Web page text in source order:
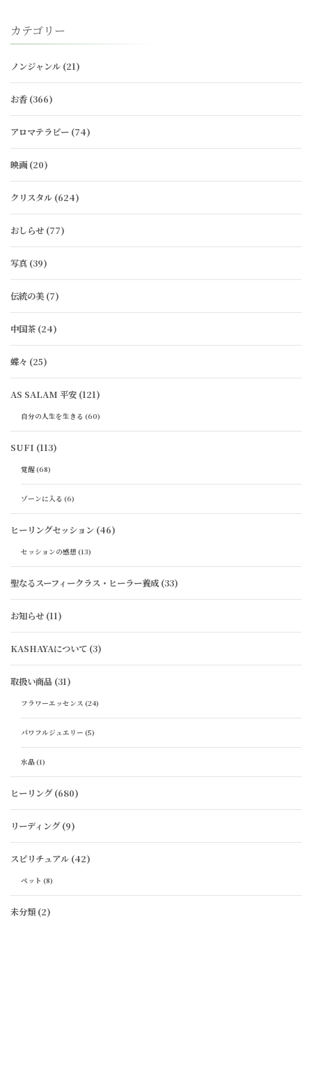
カテゴリー
ノンジャンル (21)
お香 (366)
アロマテラピー (74)
映画(20)
クリスタル (624)
おしらせ (77)
写真 (39)
伝統の美 (7)
中国茶 (24)
蝶々 (25)
AS SALAM 平安 (121)
自分の人生を生きる (60)
SUFI (113)
覚醒(68)
ゾーンに入る (6)
ヒーリングセッション (46)
セッションの感想 (13)
聖なるスーフィークラス・ヒーラー養成 (33)
お知らせ (11)
KASHAYAについて (3)
取扱い商品 (31)
フラワーエッセンス (24)
パワフルジュエリー (5)
水晶(1)
ヒーリング(680)
リーディング(9)
スピリチュアル (42)
ペット (8)
未分類 (2)